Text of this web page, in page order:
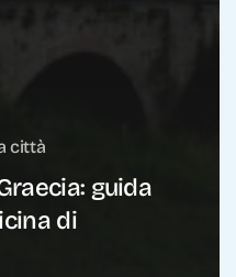
città
guida
di